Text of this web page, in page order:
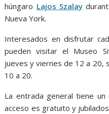
húngaro Lajos Szalay
Nueva York.
Interesados en disfrutar
pueden visitar el Museo
jueves y viernes de 12 a 20,
10 a 20.
La entrada general tiene
acceso es gratuito y